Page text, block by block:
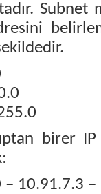
Subnet
birer
10.91.7.3 –